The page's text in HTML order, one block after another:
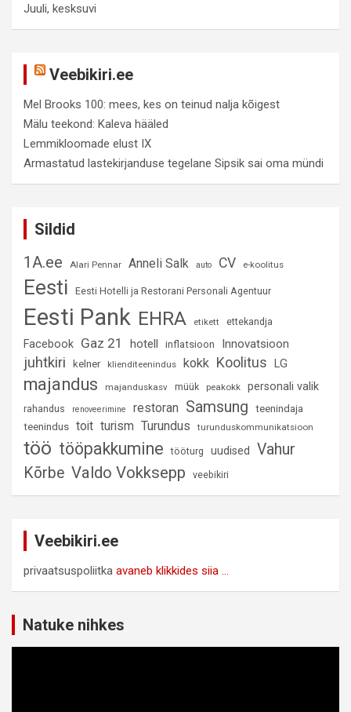
Juuli, kesksuvi
Veebikiri.ee
Mel Brooks 100: mees, kes on teinud nalja kõigest
Mälu teekond: Kaleva hääled
Lemmikloomade elust IX
Armastatud lastekirjanduse tegelane Sipsik sai oma mündi
Sildid
1A.ee
Alari Pennar Anneli Salk auto CV e-koolitus
Eesti Eesti Hotelli ja Restorani Personali Agentuur
Eesti Pank EHRA etikett ettekandja
Facebook Gaz 21 hotell inflatsioon Innovatsioon
juhtkiri kelner klienditeenindus kokk Koolitus LG
majandus majanduskasv müük peakokk personali valik
rahandus renoveerimine restoran Samsung
teenindaja
teenindus toit turism Turundus turunduskommunikatsioon
töö tööpakkumine tööturg uudised
Vahur
Kõrbe Valdo Vokksepp veebikiri
Veebikiri.ee
privaatsuspoliitka avaneb klikkides siia ...
Natuke nihkes